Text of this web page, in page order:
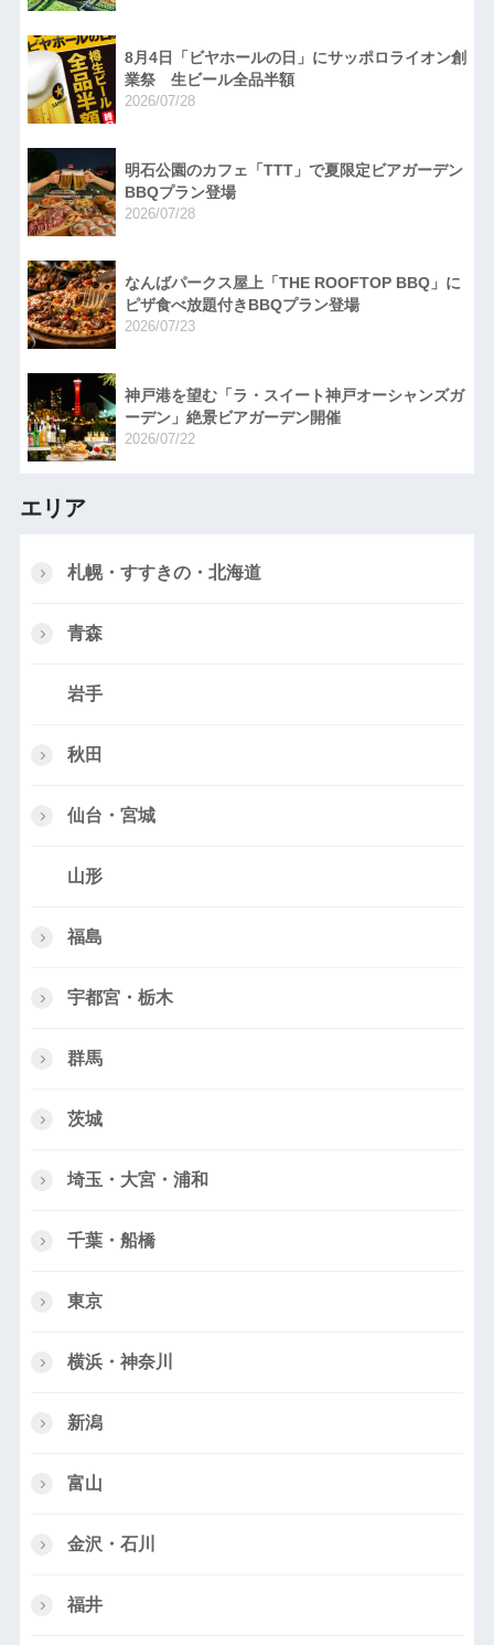
8月4日「ビヤホールの日」にサッポロライオン創
業祭 生ビール全品半額
2026/07/28
明石公園のカフェ「TTT」で夏限定ビアガーデン
BBQプラン登場
2026/07/28
なんばパークス屋上「THE ROOFTOP BBQ」に
ピザ食べ放題付きBBQプラン登場
2026/07/23
神戸港を望む「ラ・スイート神戸オーシャンズガ
ーデン」絶景ビアガーデン開催
2026/07/22
エリア
札幌・すすきの・北海道
青森
岩手
秋田
仙台・宮城
山形
福島
宇都宮・栃木
群馬
茨城
埼玉・大宮・浦和
千葉・船橋
東京
横浜・神奈川
新潟
富山
金沢・石川
福井